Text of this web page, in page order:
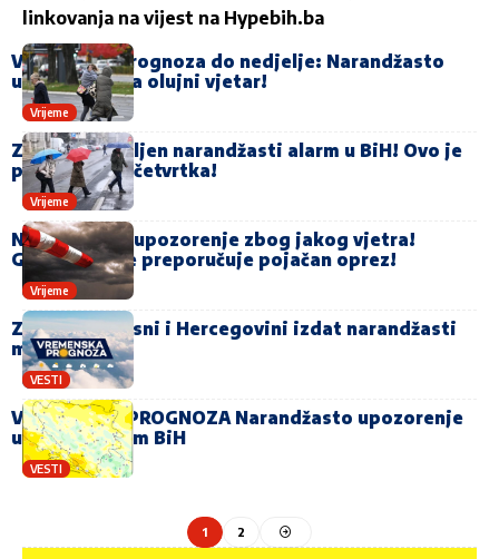
linkovanja na vijest na Hypebih.ba
Vrijeme
Vremenska prognoza do nedjelje: Narandžasto
upozorenje za olujni vjetar!
Vrijeme
Za danas upaljen narandžasti alarm u BiH! Ovo je
prognoza do četvrtka!
Vrijeme
Narandžasto upozorenje zbog jakog vjetra!
Građanima se preporučuje pojačan oprez!
VESTI
Za sutra u Bosni i Hercegovini izdat narandžasti
meteoalarm
VESTI
VREMENSKA PROGNOZA Narandžasto upozorenje
upaljeno širom BiH
1 2